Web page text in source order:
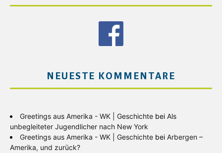
NEUESTE KOMMENTARE
Greetings aus Amerika - WK | Geschichte bei Als
unbegleiteter Jugendlicher nach New York
Greetings aus Amerika - WK | Geschichte bei Arbergen –
Amerika, und zurück?